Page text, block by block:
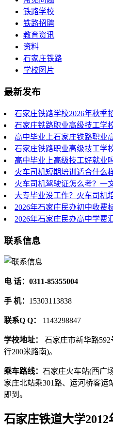
铁路学校
铁路招聘
教育资讯
资料
石家庄铁路
学校图片
最新发布
石家庄铁路学校2026年秋季
石家庄铁路职业高级技工学
高中毕业上石家庄铁路职业
石家庄铁路职业高级技工学
高中毕业上高级技工好就业
火车司机短期培训适合什么
火车司机驾驶证怎么考？一
大专毕业没工作？火车司机
2026年石家庄民办初中收费
2026年石家庄民办高中学费
联系信息
电 话：0311-85355004
手 机： 15303113838
联系Q Q： 1143298847
学校地址： 石家庄市新华路
行200米路南)。
乘车路线： 石家庄火车站(西广
家庄北站乘301路、运河桥客运
即到。
石家庄铁道大学